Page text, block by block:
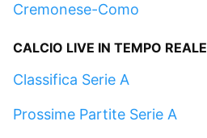
Cremonese-Como
CALCIO LIVE IN TEMPO REALE
Classifica Serie A
Prossime Partite Serie A